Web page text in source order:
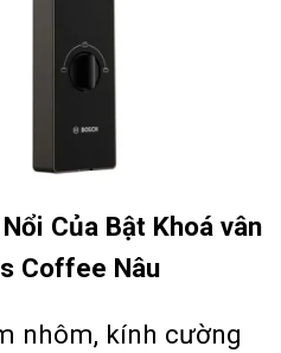
Của Bật Khoá vân
Coffee Nâu
nhôm, kính cường